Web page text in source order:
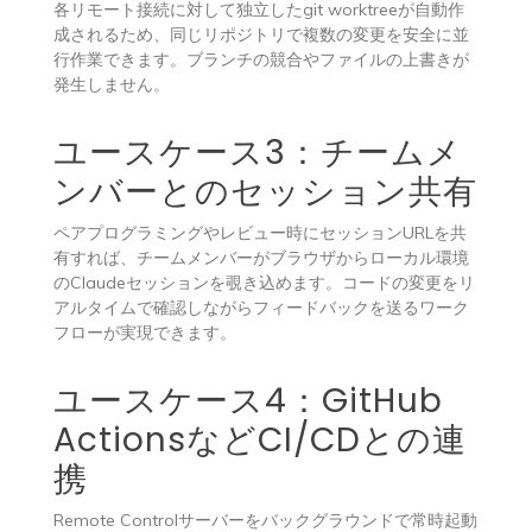
各リモート接続に対して独立したgit worktreeが自動作
成されるため、同じリポジトリで複数の変更を安全に並
行作業できます。ブランチの競合やファイルの上書きが
発生しません。
ユースケース3：チームメ
ンバーとのセッション共有
ペアプログラミングやレビュー時にセッションURLを共
有すれば、チームメンバーがブラウザからローカル環境
のClaudeセッションを覗き込めます。コードの変更をリ
アルタイムで確認しながらフィードバックを送るワーク
フローが実現できます。
ユースケース4：GitHub
ActionsなどCI/CDとの連
携
Remote Controlサーバーをバックグラウンドで常時起動